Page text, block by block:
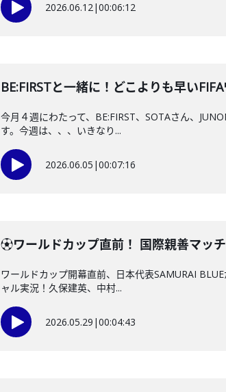
2026.06.12|00:06:12
BE:FIRSTと一緒に！どこよりも早い
今月４週にわたって、BE:FIRST、SOTAさん、
す。今週は、、、いきなり...
2026.06.05 |00:07:16
⚽ワールドカップ直前！ 国際親善マッ
ワールドカップ開幕直前、日本代表SAMURAI
ャル実況！久保建英、中村...
2026.05.29 |00:04:43